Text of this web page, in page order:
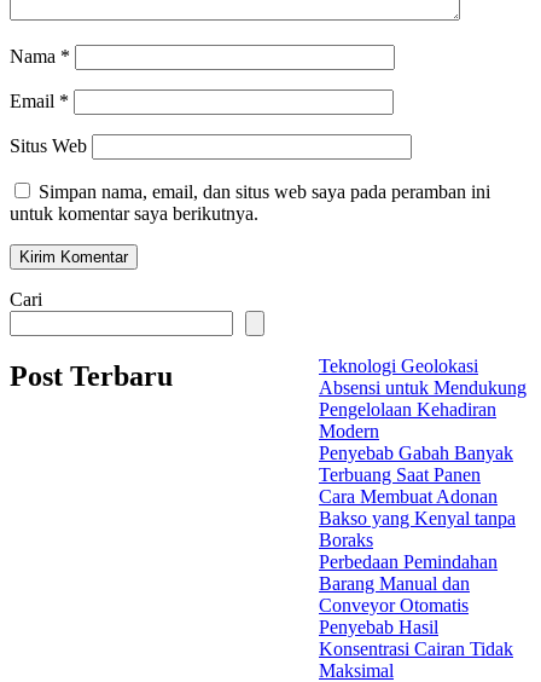
Nama *
Email *
Situs Web
Simpan nama, email, dan situs web saya pada peramban ini
untuk komentar saya berikutnya.
Cari
Post Terbaru
Teknologi Geolokasi
Absensi untuk Mendukung
Pengelolaan Kehadiran
Modern
Penyebab Gabah Banyak
Terbuang Saat Panen
Cara Membuat Adonan
Bakso yang Kenyal tanpa
Boraks
Perbedaan Pemindahan
Barang Manual dan
Conveyor Otomatis
Penyebab Hasil
Konsentrasi Cairan Tidak
Maksimal